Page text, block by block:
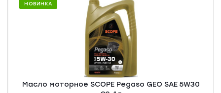
НОВИНКА
Масло моторное SCOPE Pegaso GEO SAE 5W30